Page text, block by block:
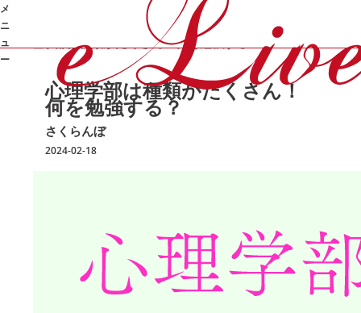
メ
ニ
ュ
ー
オンライン家庭教師e-Live 勉強コラム さくらんぼ
理学部は種類がたくさん！何を勉強する？
心理学部は種類がたくさん！
何を勉強する？
さくらんぼ
2024-02-18